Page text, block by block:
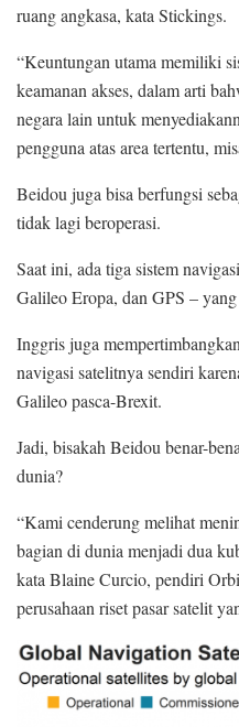
ruang angkasa, kata Stickings.
“Keuntungan utama memiliki
keamanan akses, dalam arti
negara lain untuk
pengguna atas area tertentu,
Beidou juga bisa berfungsi
tidak lagi beroperasi.
Saat ini, ada tiga sistem
Galileo Eropa, dan GPS –
Inggris juga
navigasi satelitnya sendiri
Galileo pasca-Brexit.
Jadi, bisakah Beidou benar-
dunia?
“Kami cenderung melihat
bagian di dunia menjadi dua
kata Blaine Curcio, pendiri
perusahaan riset pasar satelit